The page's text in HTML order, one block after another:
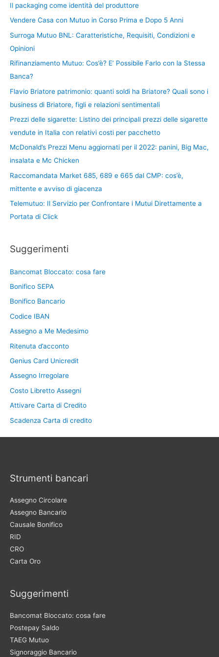
Il packaging come identità del produttore
Vendere Casa con Mutuo in Corso Prima e Dopo 5 Anni
Surroga Mutuo BNL: Caratteristiche, Requisiti, Condizioni e
Opinioni
Rifinanziamento Mutuo: Cos’è? E’ Possibile Farlo con la Stessa
Banca?
Flavio Briatore patrimonio: quanti soldi ha Briatore? Quali sono i
business di Briatore, figli e relazioni sentimentali
Prezzi delle sigarette: Listino dei principali prezzi delle sigarette
vendute in Italia con relativi costi per pacchetto
McDonald’s Prezzi Menu aggiornati per il 2022: panini, Big Mac,
insalata e Mc Chicken
Raccomandata Market 685, 689 e 665 dal CMP: cos’è,
mittente e avviso di giacenza
Telemutuo: Il Servizio per Confrontare i Mutui Direttamente a
Portata di Click
Suggerimenti
Bancomat Bloccato: cosa fare
Bonifico SEPA
Bonifico Bancario
Codice IBAN
Assegno a Me Medesimo
Ritenuta d’acconto
Genius Card Unicredit
Assegno Irregolare
Costo Libretto Assegni
Attivare Carta di Credito
Scadenza Carta di credito
Strumenti bancari
Assegno Circolare
Assegno Bancario
Causale Bonifico
RID
CRO
Carta Oro
Suggerimenti
Bancomat Bloccato: cosa fare
Postepay Saldo
TAEG Mutuo
Signoraggio Bancario